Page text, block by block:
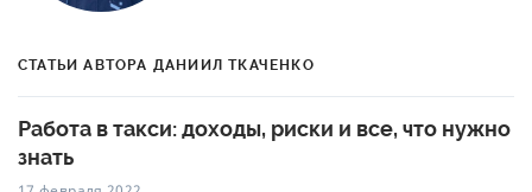
СТАТЬИ АВТОРА ДАНИИЛ ТКАЧЕНКО
Работа в такси: доходы, риски и все, что нужно
знать